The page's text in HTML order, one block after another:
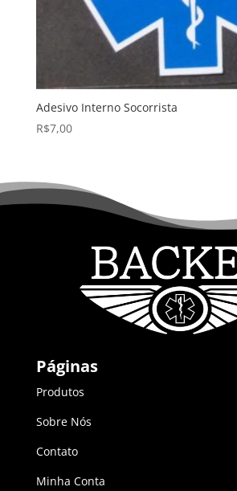
Adesivo Interno Socorrista
R$7,00
Páginas
Produtos
Sobre Nós
Contato
Minha Conta